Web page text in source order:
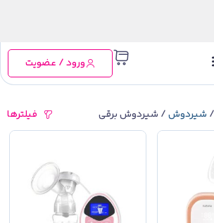
ورود / عضویت
/ شیردوش/ شیردوش برقی فیلترها